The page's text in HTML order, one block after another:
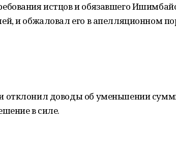
истцов и обязавшего
и обжаловал его в апелляционном
отклонил доводы об уменьшении
в силе.